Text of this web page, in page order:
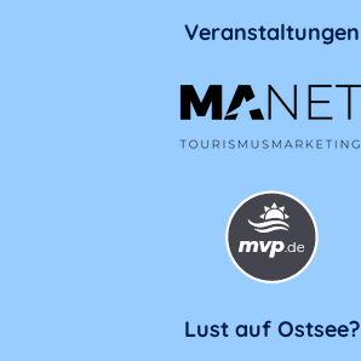
Veranstaltungen
Lust auf Ostsee?